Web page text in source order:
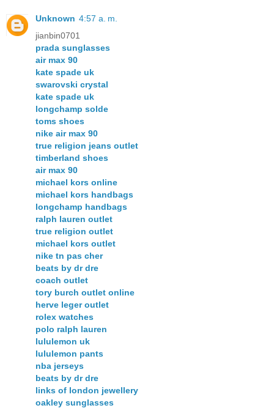
Unknown 4:57 a. m.
jianbin0701
prada sunglasses
air max 90
kate spade uk
swarovski crystal
kate spade uk
longchamp solde
toms shoes
nike air max 90
true religion jeans outlet
timberland shoes
air max 90
michael kors online
michael kors handbags
longchamp handbags
ralph lauren outlet
true religion outlet
michael kors outlet
nike tn pas cher
beats by dr dre
coach outlet
tory burch outlet online
herve leger outlet
rolex watches
polo ralph lauren
lululemon uk
lululemon pants
nba jerseys
beats by dr dre
links of london jewellery
oakley sunglasses